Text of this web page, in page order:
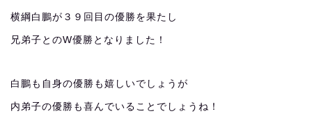
横綱白鵬が３９回目の優勝を果たし
兄弟子とのW優勝となりました！
白鵬も自身の優勝も嬉しいでしょうが
内弟子の優勝も喜んでいることでしょうね！